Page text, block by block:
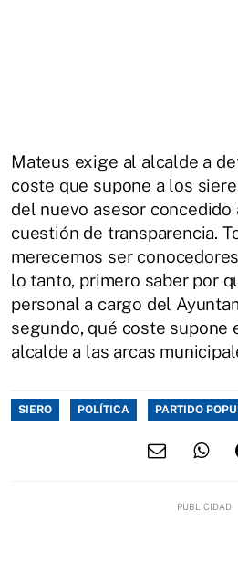
Mateus exige al alcalde a
coste que supone a los
del nuevo asesor concedido
cuestión de transparencia.
merecemos ser
lo tanto, primero saber por
personal a cargo del
segundo, qué coste supone
alcalde a las arcas
SIERO POLÍTICA PARTIDO